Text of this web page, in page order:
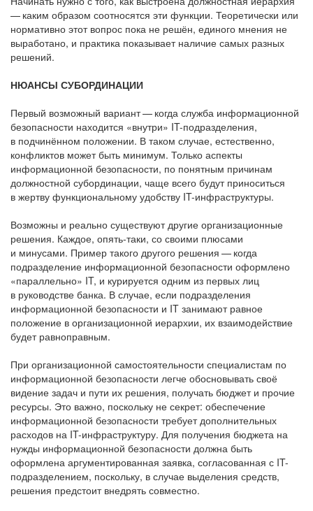
— каким образом соотносятся эти функции. Теоретически или
нормативно этот вопрос пока не решён, единого мнения не
выработано, и практика показывает наличие самых разных
решений.
НЮАНСЫ СУБОРДИНАЦИИ
Первый возможный вариант — когда служба информационной
безопасности находится «внутри» IT-подразделения,
в подчинённом положении. В таком случае, естественно,
конфликтов может быть минимум. Только аспекты
информационной безопасности, по понятным причинам
должностной субординации, чаще всего будут приноситься
в жертву функциональному удобству IT-инфраструктуры.
Возможны и реально существуют другие организационные
решения. Каждое, опять-таки, со своими плюсами
и минусами. Пример такого другого решения — когда
подразделение информационной безопасности оформлено
«параллельно» IT, и курируется одним из первых лиц
в руководстве банка. В случае, если подразделения
информационной безопасности и IT занимают равное
положение в организационной иерархии, их взаимодействие
будет равноправным.
При организационной самостоятельности специалистам по
информационной безопасности легче обосновывать своё
видение задач и пути их решения, получать бюджет и прочие
ресурсы. Это важно, поскольку не секрет: обеспечение
информационной безопасности требует дополнительных
расходов на IT-инфраструктуру. Для получения бюджета на
нужды информационной безопасности должна быть
оформлена аргументированная заявка, согласованная с IT-
подразделением, поскольку, в случае выделения средств,
решения предстоит внедрять совместно.